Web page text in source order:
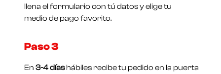
llena el formulario con tú datos y elige tu
medio de pago favorito.
Paso 3
En3-4 díashábiles recibe tu pedido en la puerta